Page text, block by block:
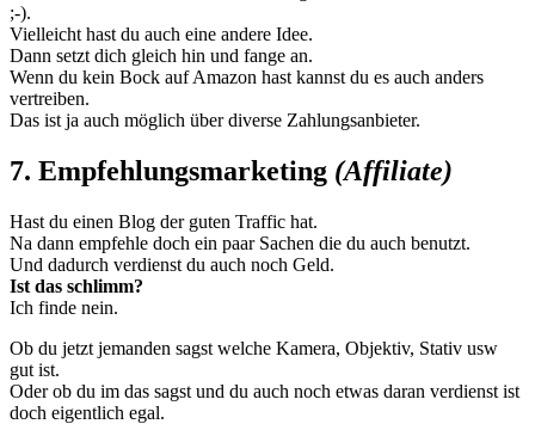
;-).
Vielleicht hast du auch eine andere Idee.
Dann setzt dich gleich hin und fange an.
Wenn du kein Bock auf Amazon hast kannst du es auch anders
vertreiben.
Das ist ja auch möglich über diverse Zahlungsanbieter.
7. Empfehlungsmarketing (Affiliate)
Hast du einen Blog der guten Traffic hat.
Na dann empfehle doch ein paar Sachen die du auch benutzt.
Und dadurch verdienst du auch noch Geld.
Ist das schlimm?
Ich finde nein.
Ob du jetzt jemanden sagst welche Kamera, Objektiv, Stativ usw
gut ist.
Oder ob du im das sagst und du auch noch etwas daran verdienst ist
doch eigentlich egal.